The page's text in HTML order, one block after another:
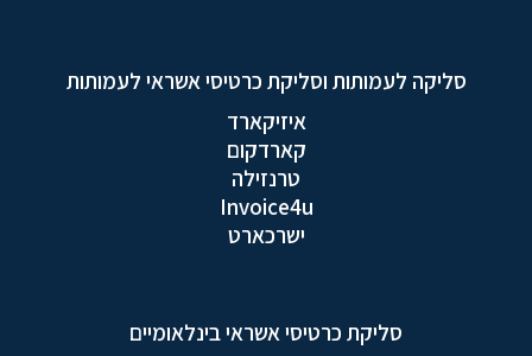
סליקה לעמותות וסליקת כרטיסי אשראי לעמותות
איזיקארד
קארדקום
טרנזילה
Invoice4u
ישרכארט
סליקת כרטיסי אשראי בינלאומיים